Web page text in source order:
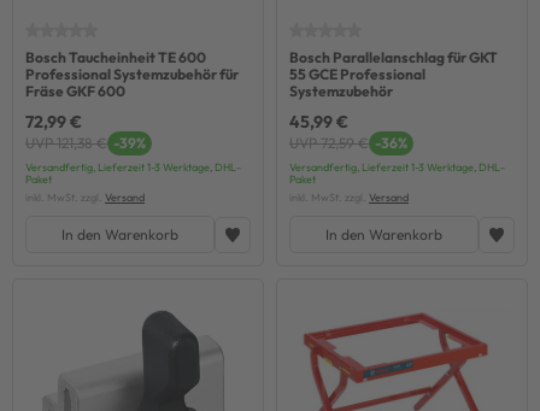
Bosch Taucheinheit TE 600
Professional Systemzubehör für
Fräse GKF 600
72,99 €
UVP 121,38 € -39%
Versandfertig, Lieferzeit 1-3 Werktage, DHL-
Paket
inkl. MwSt. zzgl. Versand
In den Warenkorb
Bosch Parallelanschlag für GKT
55 GCE Professional
Systemzubehör
45,99 €
UVP 72,59 € -36%
Versandfertig, Lieferzeit 1-3 Werktage, DHL-
Paket
inkl. MwSt. zzgl. Versand
In den Warenkorb